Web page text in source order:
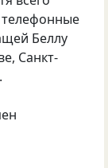
телефонные
Беллу
Санкт-